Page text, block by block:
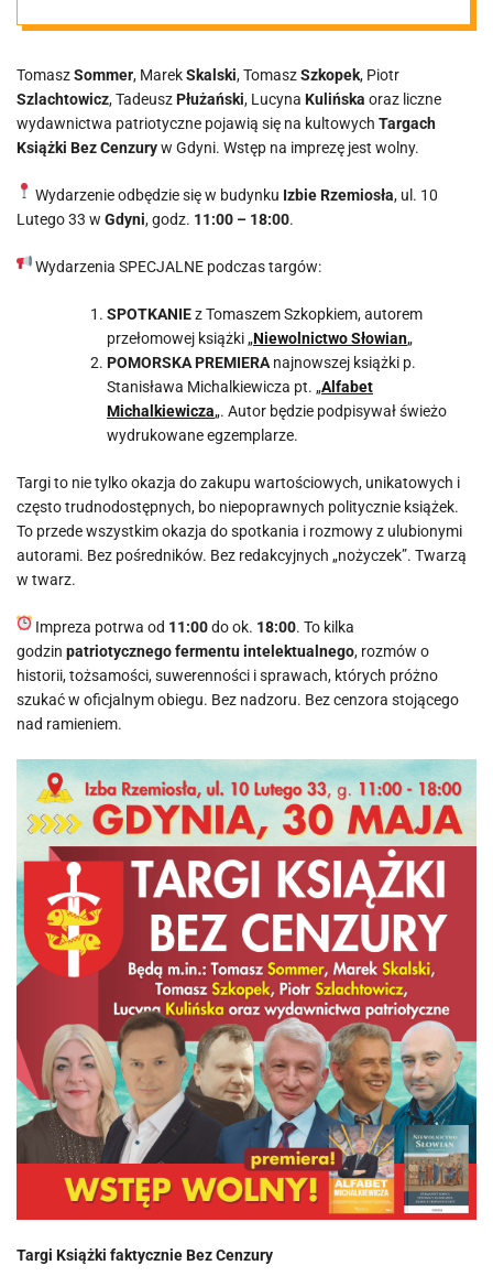
Płużański,
Kulińska w
Gdyni!
Zapraszamy
30.05.2026 w
sobotę
TomaszSommer, MarekSkalski, TomaszSzkopek, Piotr
Szlachtowicz, TadeuszPłużański, Lucyna Kulińska oraz liczne
wydawnictwa patriotyczne pojawią się na kultowych Targach
Książki Bez Cenzuryw Gdyni. Wstęp na imprezę jest wolny.
Wydarzenie odbędzie się w budynku Izbie Rzemiosła, ul. 10
Lutego 33 w Gdyni, godz. 11:00 – 18:00.
Wydarzenia SPECJALNE podczas targów:
SPOTKANIEz Tomaszem Szkopkiem, autorem
przełomowej książki „Niewolnictwo Słowian„
POMORSKA PREMIERA najnowszej książki p.
Stanisława Michalkiewicza pt. „Alfabet
Michalkiewicza„. Autor będzie podpisywał świeżo
wydrukowane egzemplarze.
Targi to nie tylko okazja do zakupu wartościowych, unikatowych i
często trudnodostępnych, bo niepoprawnych politycznie książek.
To przede wszystkim okazja do spotkania i rozmowy z ulubionymi
autorami. Bez pośredników. Bez redakcyjnych „nożyczek”. Twarzą
w twarz.
Impreza potrwa od 11:00do ok. 18:00. To kilka
godzin patriotycznego fermentu intelektualnego, rozmów o
historii, tożsamości, suwerenności i sprawach, których próżno
szukać w oficjalnym obiegu. Bez nadzoru. Bez cenzora stojącego
nad ramieniem.
Targi Książki faktycznie Bez Cenzury